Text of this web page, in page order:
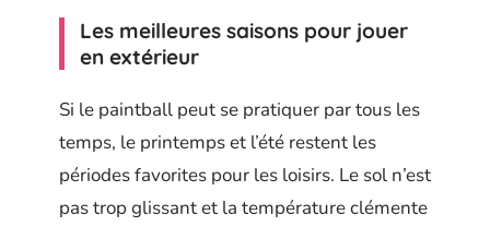
Les meilleures saisons pour jouer
en extérieur
Si le paintball peut se pratiquer par tous les
temps, le printemps et l’été restent les
périodes favorites pour les loisirs. Le sol n’est
pas trop glissant et la température clémente